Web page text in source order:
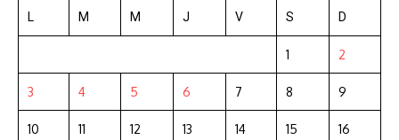
L M M J V S D
1 2
3 4 5 6 7 8 9
10 11 12 13 14 15 16